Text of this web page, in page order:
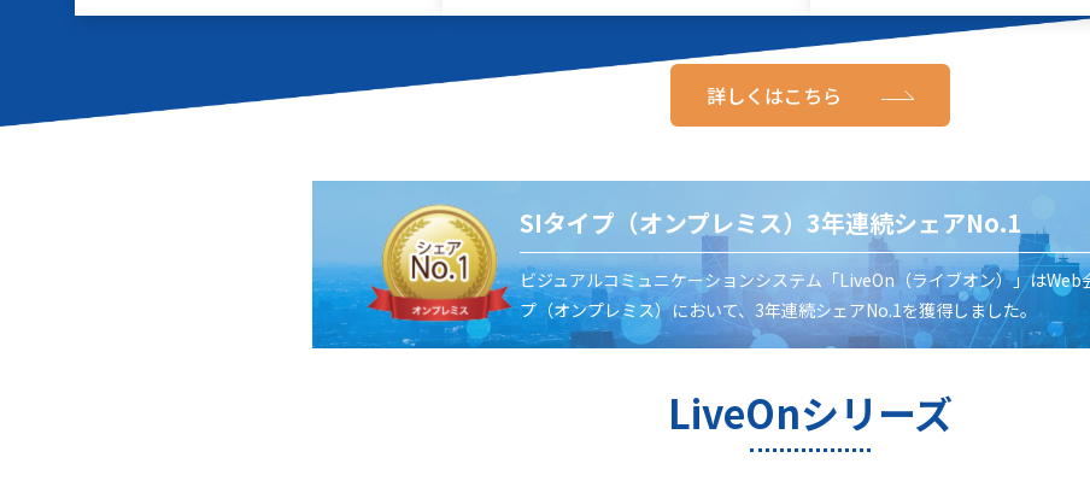
詳しくはこちら
SIタイプ（オンプレミス）3年連続シェアNo.1
ビジュアルコミュニケーションシステム「LiveOn（ライブオン）」はWeb
プ（オンプレミス）において、3年連続シェアNo.1を獲得しました。
LiveOnシリーズ